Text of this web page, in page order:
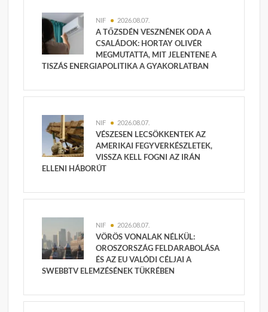
NIF 2026.08.07.
A TŐZSDÉN VESZNÉNEK ODA A
CSALÁDOK: HORTAY OLIVÉR
MEGMUTATTA, MIT JELENTENE A
TISZÁS ENERGIAPOLITIKA A GYAKORLATBAN
NIF 2026.08.07.
VÉSZESEN LECSÖKKENTEK AZ
AMERIKAI FEGYVERKÉSZLETEK,
VISSZA KELL FOGNI AZ IRÁN
ELLENI HÁBORÚT
NIF 2026.08.07.
VÖRÖS VONALAK NÉLKÜL:
OROSZORSZÁG FELDARABOLÁSA
ÉS AZ EU VALÓDI CÉLJAI A
SWEBBTV ELEMZÉSÉNEK TÜKRÉBEN